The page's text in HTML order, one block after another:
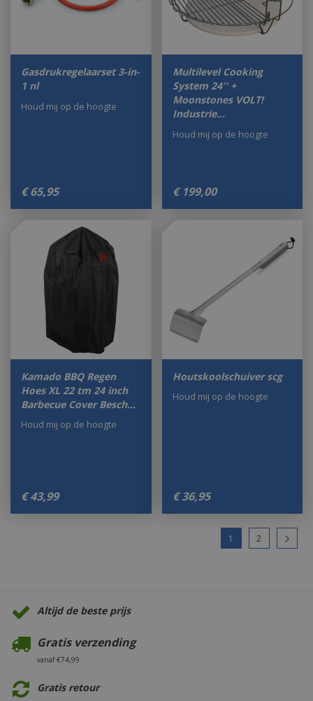
Gasdrukregelaarset 3-in-
1 nl
€ 65,95
Houd mij op de hoogte
Multilevel Cooking
System 24'' +
Moonstones VOLT!
Industrie…
€ 199,00
Houd mij op de hoogte
Kamado BBQ Regen
Hoes XL 22 tm 24 inch
Barbecue Cover Besch…
€ 43,99
Houd mij op de hoogte
Houtskoolschuiver scg
€ 36,95
Houd mij op de hoogte
1 2
Altijd de beste prijs
Gratis verzending
vanaf €74,99
Gratis retour